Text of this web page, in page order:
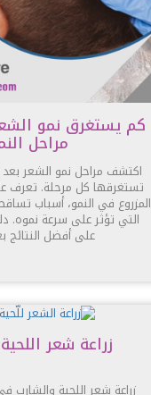
كم يستغرق نمو
مراحل
اكتشف مراحل نمو الشعر بعد
تستغرقها كل مرحلة. تعرف
المزروع في النمو، أسباب
التي تؤثر على سرعة نموه.
على أفضل النتائج
زراعة شعر
زراعة شعر اللحية والشارب